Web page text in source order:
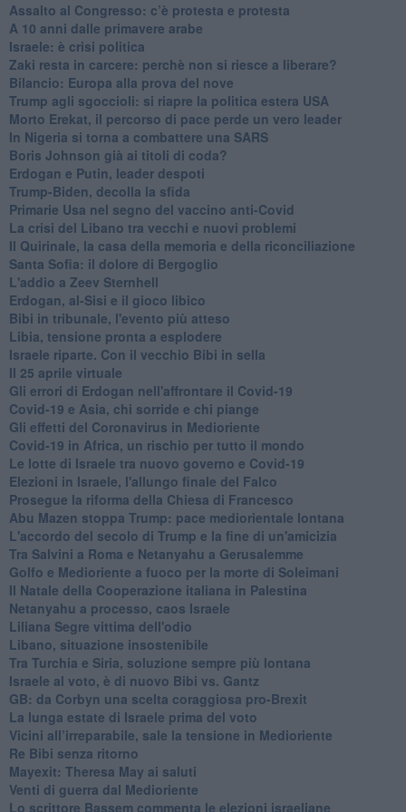
Assalto al Congresso: c’è protesta e protesta
A 10 anni dalle primavere arabe
Israele: è crisi politica
Zaki resta in carcere: perchè non si riesce a liberare?
Bilancio: Europa alla prova del nove
Trump agli sgoccioli: si riapre la politica estera USA
Morto Erekat, il percorso di pace perde un vero leader
In Nigeria si torna a combattere una SARS
Boris Johnson già ai titoli di coda?
Erdogan e Putin, leader despoti
Trump-Biden, decolla la sfida
Primarie Usa nel segno del vaccino anti-Covid
La crisi del Libano tra vecchi e nuovi problemi
Il Quirinale, la casa della memoria e della riconciliazione
Santa Sofia: il dolore di Bergoglio
L'addio a ​Zeev Sternhell
Erdogan, al-Sisi e il gioco libico
Bibi in tribunale, l'evento più atteso
Libia, tensione pronta a esplodere
Israele riparte. Con il vecchio Bibi in sella
Il 25 aprile virtuale
Gli errori di Erdogan nell'affrontare il Covid-19
Covid-19 e Asia, chi sorride e chi piange
Gli effetti del Coronavirus in Medioriente
Covid-19 in Africa, un rischio per tutto il mondo
Le lotte di Israele tra nuovo governo e Covid-19
Elezioni in Israele, l'allungo finale del Falco
Prosegue la riforma della Chiesa di Francesco
Abu Mazen stoppa Trump: pace mediorientale lontana
L'accordo del secolo di Trump e la fine di un'amicizia
Tra Salvini a Roma e Netanyahu a Gerusalemme
Golfo e Medioriente a fuoco per la morte di Soleimani
Il Natale della Cooperazione italiana in Palestina
Netanyahu a processo, caos Israele
Liliana Segre vittima dell'odio
Libano, situazione insostenibile
Tra Turchia e Siria, soluzione sempre più lontana
Israele al voto, è di nuovo Bibi vs. Gantz
GB: da Corbyn una scelta coraggiosa pro-Brexit
La lunga estate di Israele prima del voto
Vicini all’irreparabile, sale la tensione in Medioriente
Re Bibi senza ritorno
Mayexit: Theresa May ai saluti
Venti di guerra dal Medioriente
Lo scrittore Bassem commenta le elezioni israeliane